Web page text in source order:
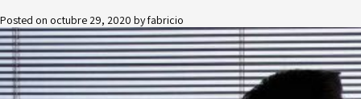
Protek Personas
Corredora de seguros
Posted on octubre 29, 2020 byfabricio